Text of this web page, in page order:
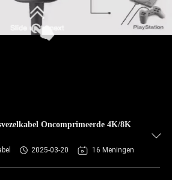
Oncomprimeerde 4K/8K
2025-03-20 16 Meningen